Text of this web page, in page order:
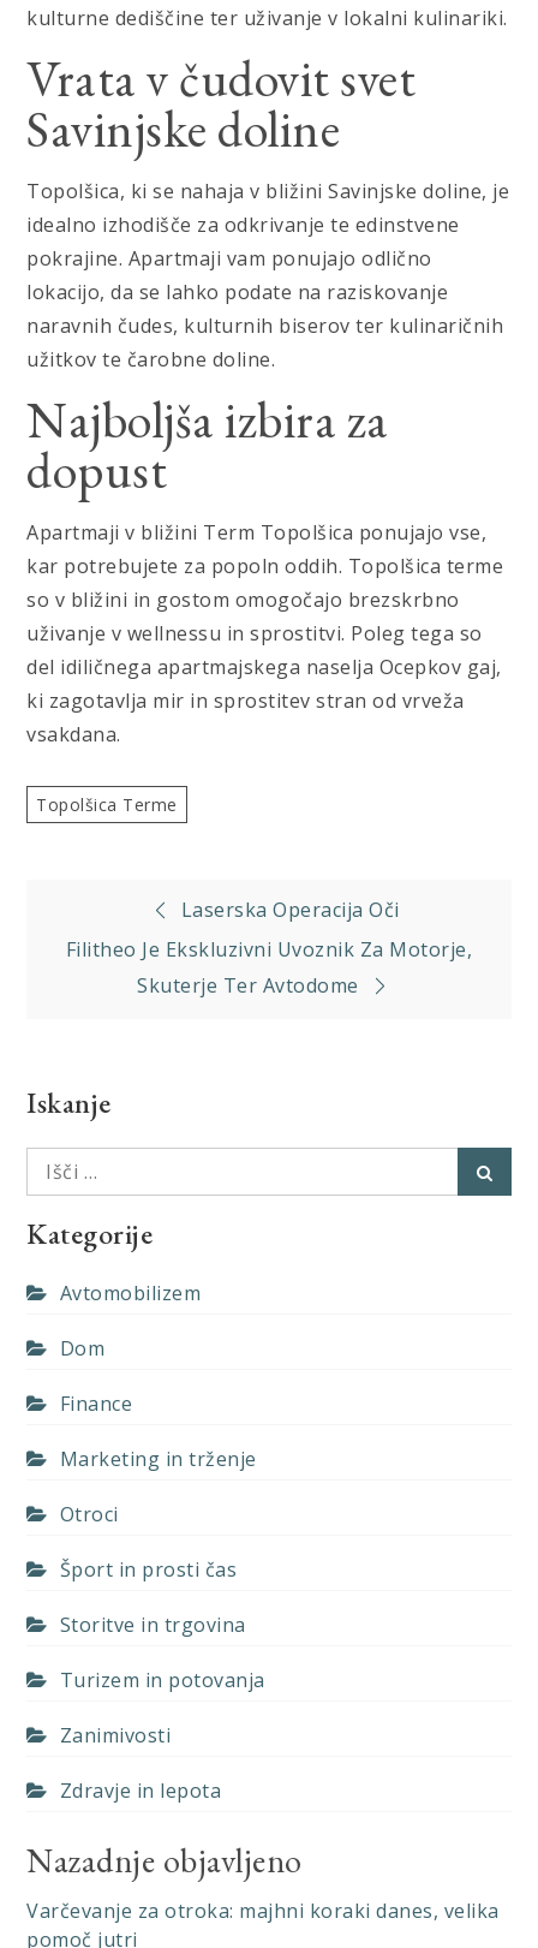
kulturne dediščine ter uživanje v lokalni kulinariki.
Vrata v čudovit svet
Savinjske doline
Topolšica, ki se nahaja v bližini Savinjske doline, je
idealno izhodišče za odkrivanje te edinstvene
pokrajine. Apartmaji vam ponujajo odlično
lokacijo, da se lahko podate na raziskovanje
naravnih čudes, kulturnih biserov ter kulinaričnih
užitkov te čarobne doline.
Najboljša izbira za
dopust
Apartmaji v bližini Term Topolšica ponujajo vse,
kar potrebujete za popoln oddih. Topolšica terme
so v bližini in gostom omogočajo brezskrbno
uživanje v wellnessu in sprostitvi. Poleg tega so
del idiličnega apartmajskega naselja Ocepkov gaj,
ki zagotavlja mir in sprostitev stran od vrveža
vsakdana.
Topolšica Terme
Navigacija
prispevka
Laserska Operacija Oči
Filitheo Je Ekskluzivni Uvoznik Za Motorje,
Skuterje Ter Avtodome
Iskanje
Išči:
Kategorije
Avtomobilizem
Dom
Finance
Marketing in trženje
Otroci
Šport in prosti čas
Storitve in trgovina
Turizem in potovanja
Zanimivosti
Zdravje in lepota
Nazadnje objavljeno
Varčevanje za otroka: majhni koraki danes, velika
pomoč jutri